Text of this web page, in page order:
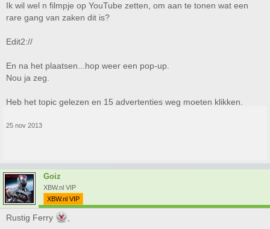
Ik wil wel n filmpje op YouTube zetten, om aan te tonen wat een
rare gang van zaken dit is?
Edit2://
En na het plaatsen...hop weer een pop-up.
Nou ja zeg.
Heb het topic gelezen en 15 advertenties weg moeten klikken.
25 nov 2013
Goiz
XBW.nl VIP
XBW.nl VIP
Rustig Ferry